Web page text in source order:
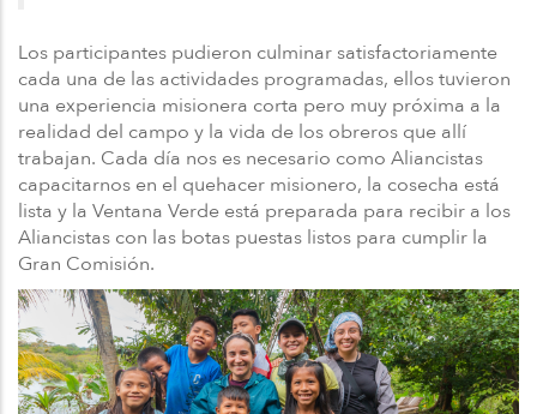
Los participantes pudieron culminar satisfactoriamente
cada una de las actividades programadas, ellos tuvieron
una experiencia misionera corta pero muy próxima a la
realidad del campo y la vida de los obreros que allí
trabajan. Cada día nos es necesario como Aliancistas
capacitarnos en el quehacer misionero, la cosecha está
lista y la Ventana Verde está preparada para recibir a los
Aliancistas con las botas puestas listos para cumplir la
Gran Comisión.